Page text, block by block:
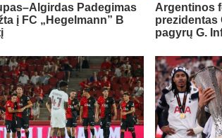
Padegimas
į FC „Hegelmann” B
Argentinos
prezidentas
pagyrų G.